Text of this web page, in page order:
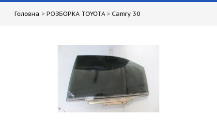
Головна > РОЗБОРКА TOYOTA > Camry 30